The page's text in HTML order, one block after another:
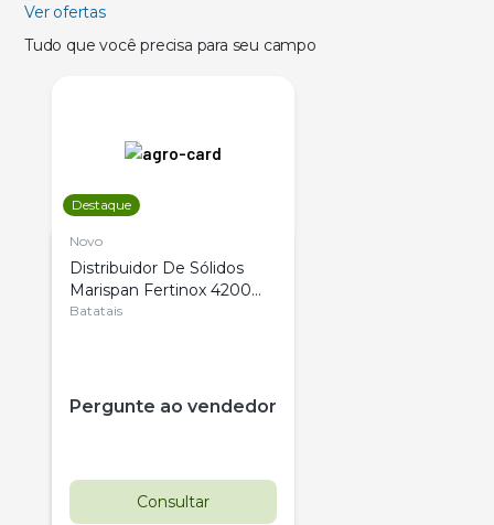
Ver ofertas
Tudo que você precisa para seu campo
Destaque
Novo
Distribuidor De Sólidos
Marispan Fertinox 4200
Citrus
Batatais
Pergunte ao vendedor
Consultar